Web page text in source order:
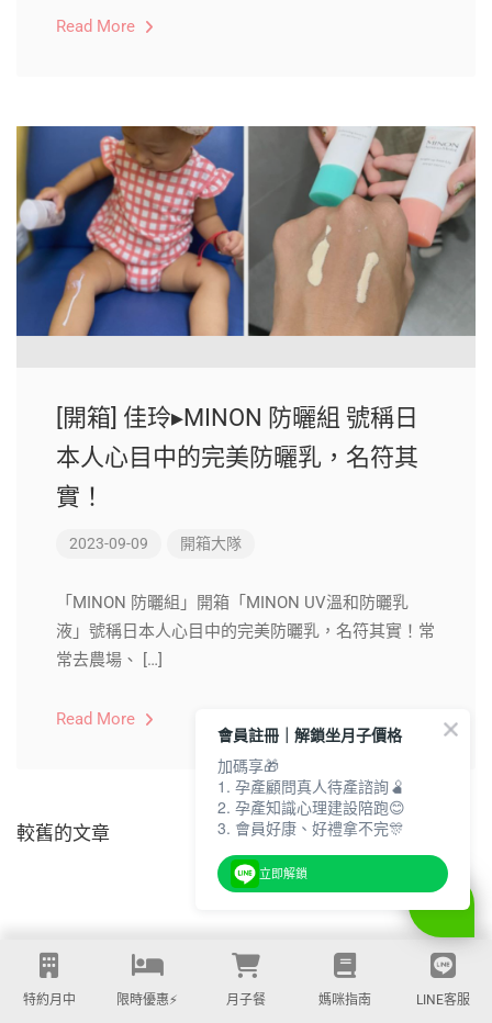
Read More
[開箱] 佳玲▸MINON 防曬組 號稱日
本人心目中的完美防曬乳，名符其
實！
2023-09-09 開箱大隊
「MINON 防曬組」開箱「MINON UV溫和防曬乳
液」號稱日本人心目中的完美防曬乳，名符其實！常
常去農場、 […]
Read More
較舊的文章
特約月中 限時優惠⚡️ 月子餐 媽咪指南 LINE客服
會員註冊｜解鎖坐月子價格
加碼享🎁
1. 孕產顧問真人待產諮詢🫄
2. 孕產知識心理建設陪跑😊
3. 會員好康、好禮拿不完🎊
立即解鎖